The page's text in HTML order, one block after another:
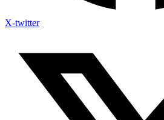
X-twitter